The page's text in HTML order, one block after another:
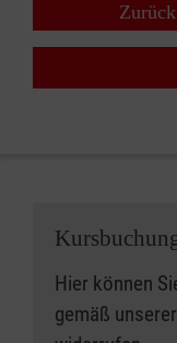
Hier können
gemäß unserer